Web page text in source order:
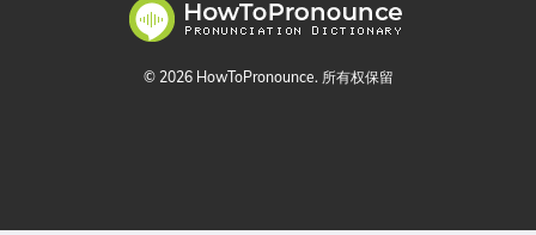
© 2026 HowToPronounce. 所有权保留